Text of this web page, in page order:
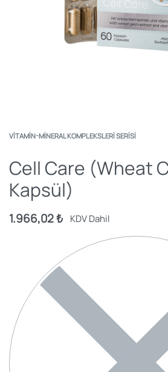
VITAMIN-MINERAL KOMPLEKSLERI SERISI
Cell Care (Wheat
Kapsül)
1.966,02₺ KDV Dahil